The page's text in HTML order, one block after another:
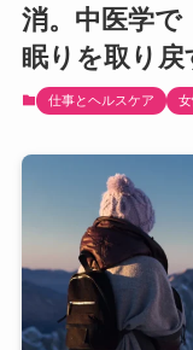
消。中医学で
眠りを取り戻
仕事とヘルスケア